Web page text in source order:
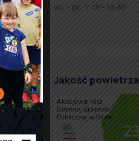
wt. – pt.: 7:30 – 15:30
Jakość powietrza